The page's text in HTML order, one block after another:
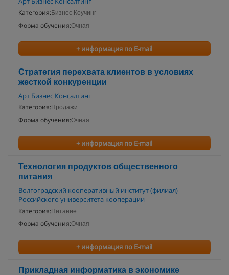
Категория: Бизнес Коучинг
Форма обучения:Очная
+ информация по E-mail
Стратегия перехвата клиентов в условиях
жесткой конкуренции
Арт Бизнес Консалтинг
Категория: Продажи
Форма обучения:Очная
+ информация по E-mail
Технология продуктов общественного
питания
Волгоградский кооперативный институт (филиал)
Российского университета кооперации
Категория: Питание
Форма обучения:Очная
+ информация по E-mail
Прикладная информатика в экономике